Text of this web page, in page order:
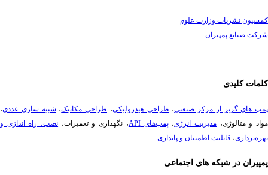
نشریات وزارت علوم
صنایع پمپیران
کلیدی
های گریز از مرکز صنعتی، طراحی هیدرولیکی، طراحی مکانیک،شبیه سازی عددی،
و متالوژی،مدیریت انرژی،پمپ‌های API ، نگهداری و تعمیرات،نصب، راه ­اندازی و
،قابلیت اطمینان و پایداری
در شبکه های اجتماعی